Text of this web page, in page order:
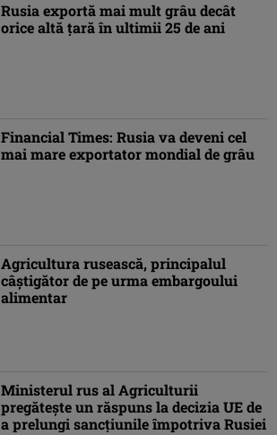
Rusia exportă mai mult grâu decât
orice altă ţară în ultimii 25 de ani
Financial Times: Rusia va deveni cel
mai mare exportator mondial de grâu
Agricultura rusească, principalul
câştigător de pe urma embargoului
alimentar
Ministerul rus al Agriculturii
pregăteşte un răspuns la decizia UE de
a prelungi sancţiunile împotriva Rusiei